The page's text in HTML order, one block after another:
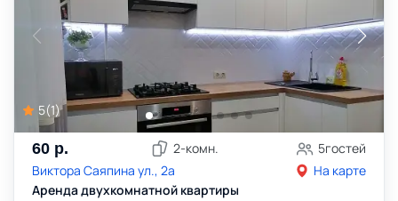
5(1)
60 р. 2-комн. 5гостей
Виктора Саяпина ул., 2а
На карте
Аренда двухкомнатной квартиры